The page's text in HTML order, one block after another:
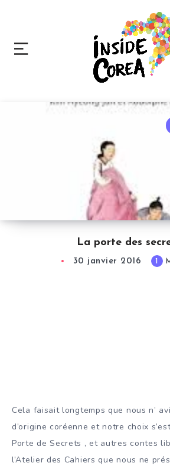
La porte des
30 janvier 2016 1
Cela faisait longtemps que nous n’
d’origine coréenne et notre choix
Porte de Secrets , et autres contes
l’Atelier des Cahiers que nous ne